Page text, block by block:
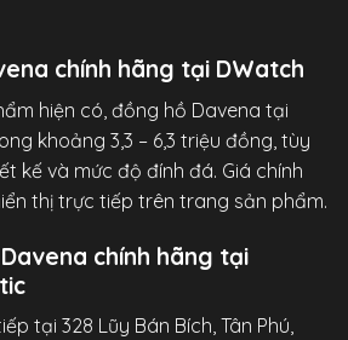
chính hãng tại DWatch
hiện có, đồng hồ Davena tại
khoảng 3,3 – 6,3 triệu đồng, tùy
kế và mức độ đính đá. Giá chính
thị trực tiếp trên trang sản phẩm.
chính hãng tại
tại 328 Lũy Bán Bích, Tân Phú,